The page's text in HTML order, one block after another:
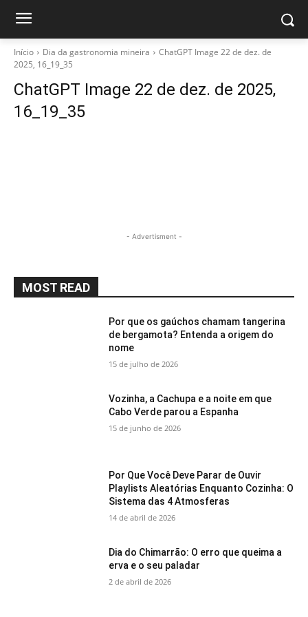
Início Dia da gastronomia mineira
ChatGPT Image 22 de dez. de
2025, 16_19_35
ChatGPT Image 22 de dez. de 2025,
16_19_35
- Advertisment -
MOST READ
Por que os gaúchos chamam tangerina
de bergamota? Entenda a origem do
nome
15 de julho de 2026
Vozinha, a Cachupa e a noite em que
Cabo Verde parou a Espanha
15 de junho de 2026
Por Que Você Deve Parar de Ouvir
Playlists Aleatórias Enquanto Cozinha: O
Sistema das 4 Atmosferas
14 de abril de 2026
Dia do Chimarrão: O erro que queima a
erva e o seu paladar
2 de abril de 2026